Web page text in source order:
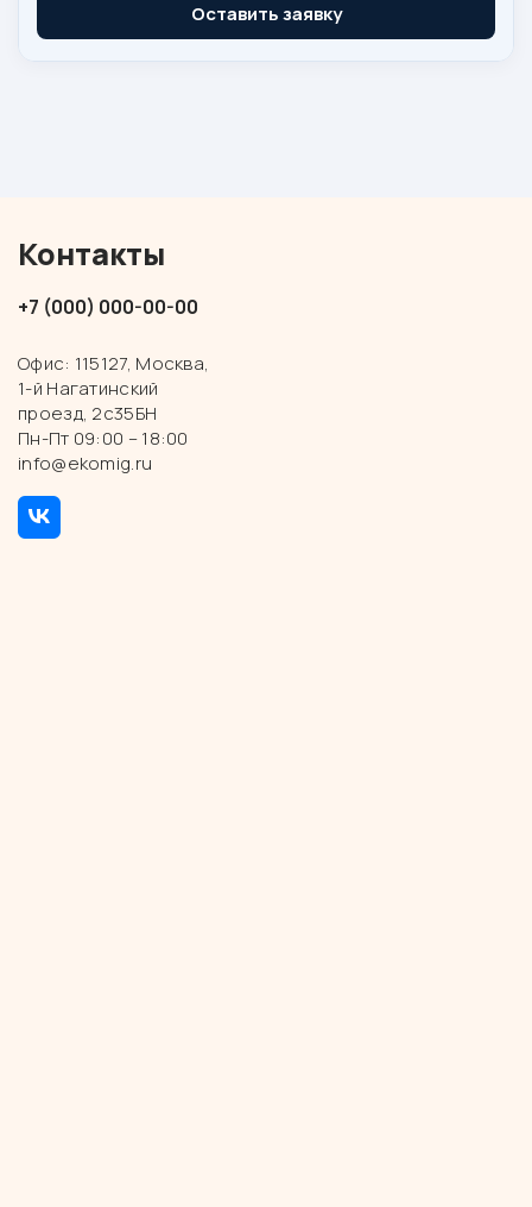
Оставить заявку
Контакты
+7 (000) 000-00-00
Офис: 115127, Москва,
1-й Нагатинский
проезд, 2с35БН
Пн-Пт 09:00 – 18:00
info@ekomig.ru